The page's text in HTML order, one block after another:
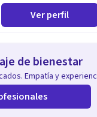
Ver perfil
de bienestar
Empatía y